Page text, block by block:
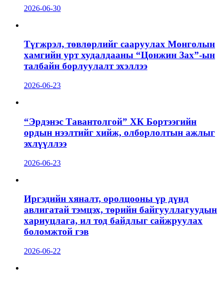
2026-06-30
Түгжрэл, төвлөрлийг сааруулах Монголын
хамгийн урт худалдааны “Цонжин Зах”-ын
талбайн борлуулалт эхэллээ
2026-06-23
“Эрдэнэс Тавантолгой” ХК Бортээгийн
ордын нээлтийг хийж, олборлолтын ажлыг
эхлүүллээ
2026-06-23
Иргэдийн хяналт, оролцооны үр дүнд
авлигатай тэмцэх, төрийн байгууллагуудын
хариуцлага, ил тод байдлыг сайжруулах
боломжтой гэв
2026-06-22